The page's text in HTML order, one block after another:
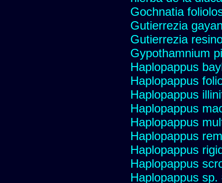
Gochnatia
Gutierrezia
Gutierrezia
Gypothamnium
Haplopappus
Haplopappus
Haplopappus
Haplopappus
Haplopappus
Haplopappus
Haplopappus
Haplopappus
Haplopappus sp.